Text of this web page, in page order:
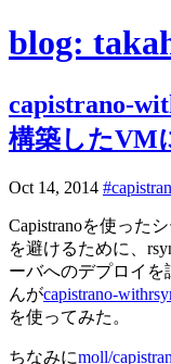
blog:
capistrano-
構築したVM
Oct 14, 2014
Capistranoを使った
を避けるために、
ーバへのデプロイ
んがcapistrano-
を使ってみた。
ちなみにmoll/